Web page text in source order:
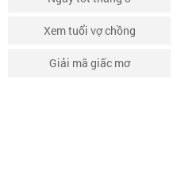
Xem tuổi vợ chồng
Giải mã giấc mơ